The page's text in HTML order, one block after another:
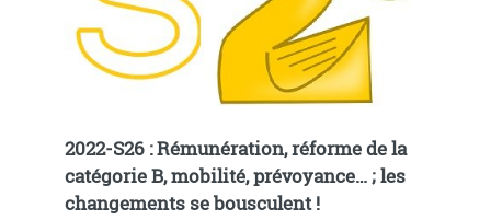
2022-S26 : Rémunération, réforme de la
catégorie B, mobilité, prévoyance… ; les
changements se bousculent !